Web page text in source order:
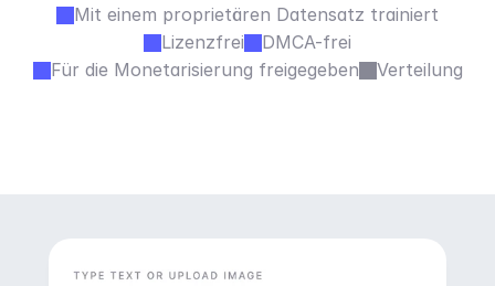
Mit einem proprietären Datensatz trainiert
Lizenzfrei
DMCA-frei
Für die Monetarisierung freigegeben
Verteilung